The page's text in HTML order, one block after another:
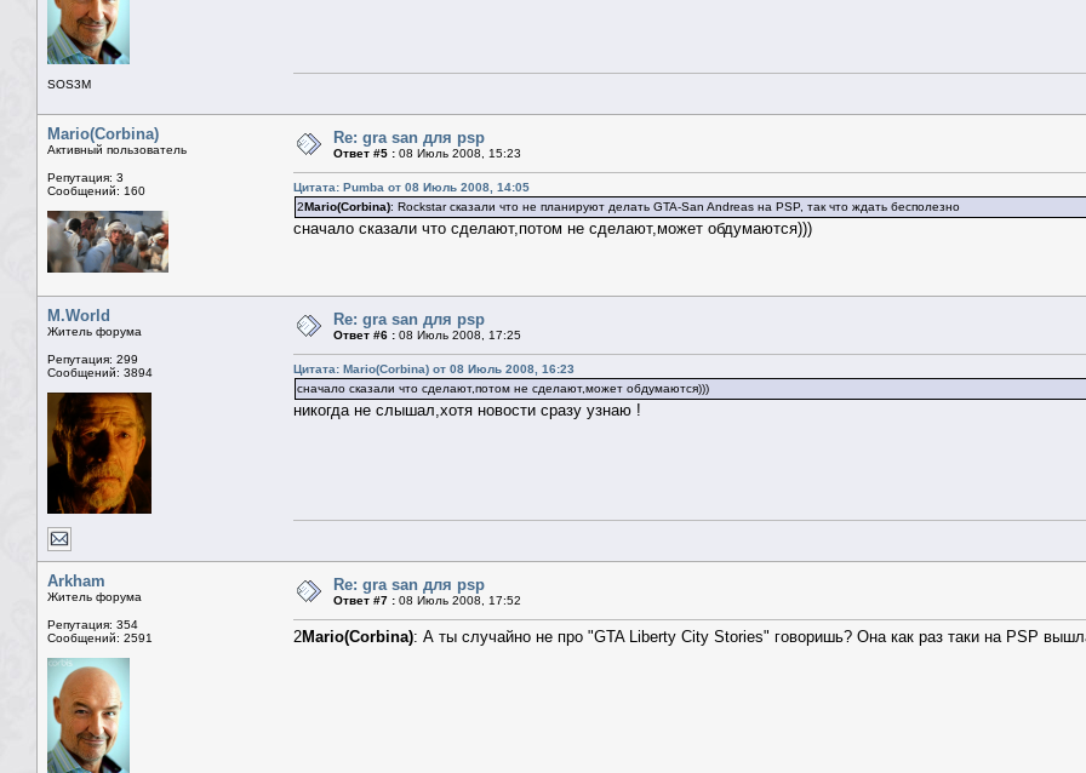
SOS3M
Mario(Corbina)
Активный пользователь
Репутация: 3
Сообщений: 160
Re: gra san для psp
Ответ #5 : 08 Июль 2008, 15:23
Цитата: Pumba от 08 Июль 2008, 14:05
2Mario(Corbina): Rockstar сказали что не планируют делать GTA-San Andreas на PSP, так что ждать бесполезно
сначало сказали что сделают,потом не сделают,может обдумаются)))
M.World
Житель форума
Репутация: 299
Сообщений: 3894
Re: gra san для psp
Ответ #6 : 08 Июль 2008, 17:25
Цитата: Mario(Corbina) от 08 Июль 2008, 16:23
сначало сказали что сделают,потом не сделают,может обдумаются)))
никогда не слышал,хотя новости сразу узнаю !
Arkham
Житель форума
Репутация: 354
Сообщений: 2591
Re: gra san для psp
Ответ #7 : 08 Июль 2008, 17:52
2Mario(Corbina): А ты случайно не про "GTA Liberty City Stories" говоришь? Она как раз таки на PSP